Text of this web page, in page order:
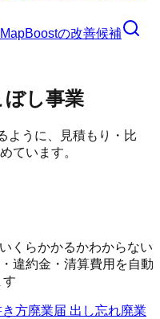
MapBoostの改善候補
ぼし事業
ように、見積もり・比
ています。
くらかかるかわからない
違約金・清算費用を自動
す
き方廃業届 出し忘れ廃業